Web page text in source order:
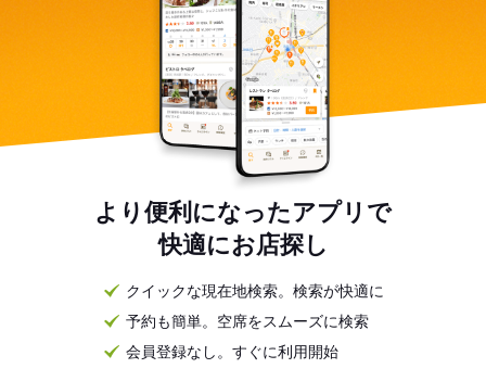
より便利になったアプリで
快適にお店探し
クイックな現在地検索。検索が快適に
予約も簡単。空席をスムーズに検索
会員登録なし。すぐに利用開始